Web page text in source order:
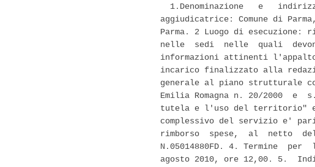
1.Denominazione   e
aggiudicatrice: Comune di
Parma. 2 Luogo di
nelle  sedi  nelle  quali
informazioni attinenti
incarico finalizzato alla
generale al piano strutturale
Emilia Romagna n. 20/2000
tutela e l'uso del territorio"
complessivo del servizio e'
rimborso  spese,  al  netto
N.05014880FD. 4. Termine
agosto 2010, ore 12,00. 5.